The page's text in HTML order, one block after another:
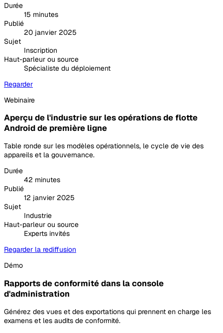
Durée
15 minutes
Publié
20 janvier 2025
Sujet
Inscription
Haut-parleur ou source
Spécialiste du déploiement
Regarder
Webinaire
Aperçu de l'industrie sur les opérations de flotte
Android de première ligne
Table ronde sur les modèles opérationnels, le cycle de vie des
appareils et la gouvernance.
Durée
42 minutes
Publié
12 janvier 2025
Sujet
Industrie
Haut-parleur ou source
Experts invités
Regarder la rediffusion
Démo
Rapports de conformité dans la console
d'administration
Générez des vues et des exportations qui prennent en charge les
examens et les audits de conformité.